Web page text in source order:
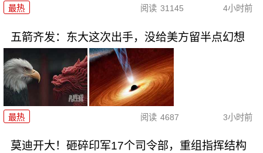
最热 阅读 31145 4小时前
五箭齐发：东大这次出手，没给美方留半点幻想
最热 阅读 4687 3小时前
莫迪开大！砸碎印军17个司令部，重组指挥结构